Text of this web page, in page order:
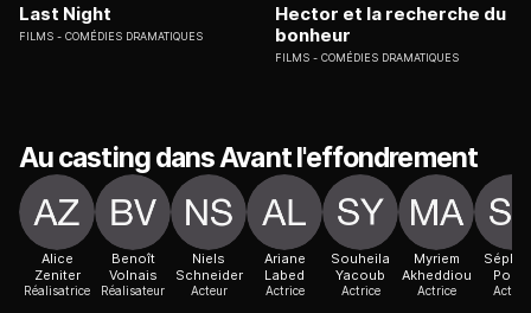
Last Night
FILMS COMÉDIES DRAMATIQUES
Hector et la recherche du
bonheur
FILMS COMÉDIES DRAMATIQUES
Au casting dans Avant l'effondrement
Alice
Zeniter
Réalisatrice
Benoît
Volnais
Réalisateur
Niels
Schneider
Acteur
Ariane
Labed
Actrice
Souheila
Yacoub
Actrice
Myriem
Akheddiou
Actrice
Pondi
Actrice